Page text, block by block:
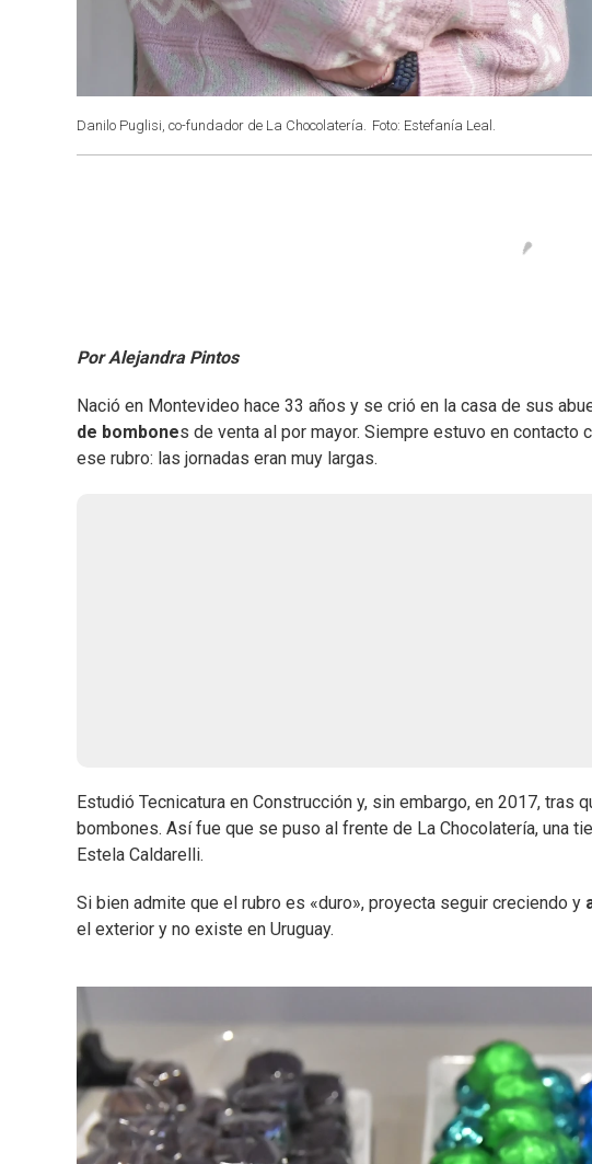
Danilo Puglisi, co-fundador de La Chocolatería. Foto: Estefanía Leal.
Por Alejandra Pintos
Nació en Montevideo hace 33 años y se crió en la casa de sus
de bombones de venta al por mayor. Siempre estuvo en
ese rubro: las jornadas eran muy largas.
Estudió Tecnicatura en Construcción y, sin embargo, en 2017,
bombones. Así fue que se puso al frente de La Chocolatería, una
Estela Caldarelli.
Si bien admite que el rubro es «duro», proyecta seguir creciendo y
el exterior y no existe en Uruguay.